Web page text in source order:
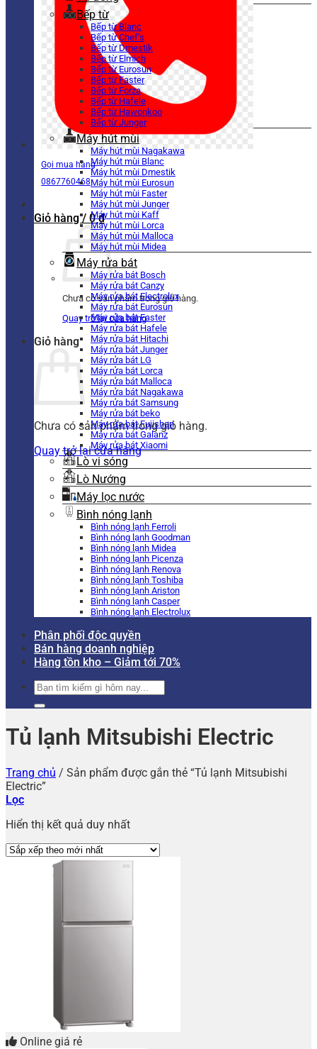
Gọi mua hàng
0867760468
Giỏ hàng / 0₫
Chưa có sản phẩm trong giỏ hàng.
Quay trở lại cửa hàng
Giỏ hàng
Chưa có sản phẩm trong giỏ hàng.
Quay trở lại cửa hàng
Bếp từ
Bếp từ Blanc
Bếp từ Chef’s
Bếp từ Dmestik
Bếp từ Elmich
Bếp từ Eurosun
Bếp từ Faster
Bếp từ Forza
Bếp từ Hafele
Bếp từ Hawonkoo
Bếp từ Junger
Máy hút mùi
Máy hút mùi Nagakawa
Máy hút mùi Blanc
Máy hút mùi Dmestik
Máy hút mùi Eurosun
Máy hút mùi Faster
Máy hút mùi Junger
Máy hút mùi Kaff
Máy hút mùi Lorca
Máy hút mùi Malloca
Máy hút mùi Midea
Máy rửa bát
Máy rửa bát Bosch
Máy rửa bát Canzy
Máy rửa bát Electrolux
Máy rửa bát Eurosun
Máy rửa bát Faster
Máy rửa bát Hafele
Máy rửa bát Hitachi
Máy rửa bát Junger
Máy rửa bát LG
Máy rửa bát Lorca
Máy rửa bát Malloca
Máy rửa bát Nagakawa
Máy rửa bát Samsung
Máy rửa bát beko
Máy rửa bát Fujishan
Máy rửa bát Galanz
Máy rửa bát Xiaomi
Lò vi sóng
Lò Nướng
Máy lọc nước
Bình nóng lạnh
Bình nóng lạnh Ferroli
Bình nóng lạnh Goodman
Bình nóng lạnh Midea
Bình nóng lạnh Picenza
Bình nóng lạnh Renova
Bình nóng lạnh Toshiba
Bình nóng lạnh Ariston
Bình nóng lạnh Casper
Bình nóng lạnh Electrolux
Phân phối độc quyền
Bán hàng doanh nghiệp
Hàng tồn kho – Giảm tới 70%
Tìm
kiếm:
Tủ lạnh Mitsubishi Electric
Trang chủ / Sản phẩm được gắn thẻ “Tủ lạnh Mitsubishi
Electric”
Lọc
Hiển thị kết quả duy nhất
Online giá rẻ